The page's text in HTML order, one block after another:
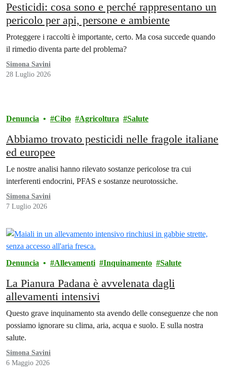
Pesticidi: cosa sono e perché rappresentano un
pericolo per api, persone e ambiente
Proteggere i raccolti è importante, certo. Ma cosa succede quando
il rimedio diventa parte del problema?
Simona Savini
28 Luglio 2026
Denuncia Cibo Agricoltura Salute
Abbiamo trovato pesticidi nelle fragole italiane
ed europee
Le nostre analisi hanno rilevato sostanze pericolose tra cui
interferenti endocrini, PFAS e sostanze neurotossiche.
Simona Savini
7 Luglio 2026
Denuncia Allevamenti Inquinamento Salute
La Pianura Padana è avvelenata dagli
allevamenti intensivi
Questo grave inquinamento sta avendo delle conseguenze che non
possiamo ignorare su clima, aria, acqua e suolo. E sulla nostra
salute.
Simona Savini
6 Maggio 2026